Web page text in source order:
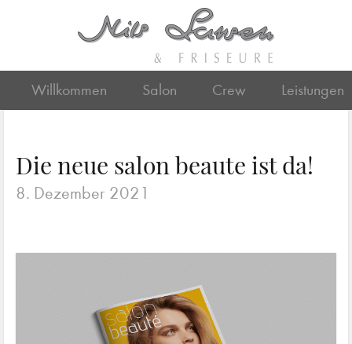
Willkommen Salon Crew Leistungen
Die neue salon beaute ist da!
8. Dezember 2021